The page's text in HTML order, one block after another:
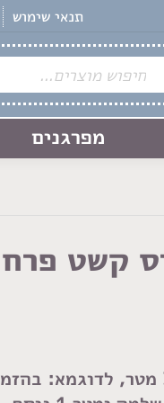
תנאי שימוש
מפרגנים